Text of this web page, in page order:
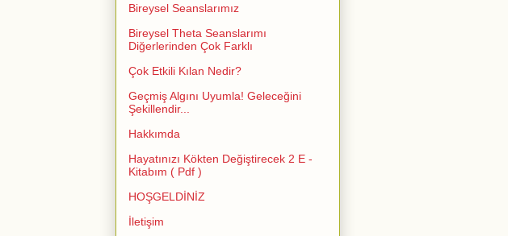
Bireysel Seanslarımız
Bireysel Theta Seanslarımı
Diğerlerinden Çok Farklı
Çok Etkili Kılan Nedir?
Geçmiş Algını Uyumla! Geleceğini
Şekillendir...
Hakkımda
Hayatınızı Kökten Değiştirecek 2 E -
Kitabım ( Pdf )
HOŞGELDİNİZ
İletişim